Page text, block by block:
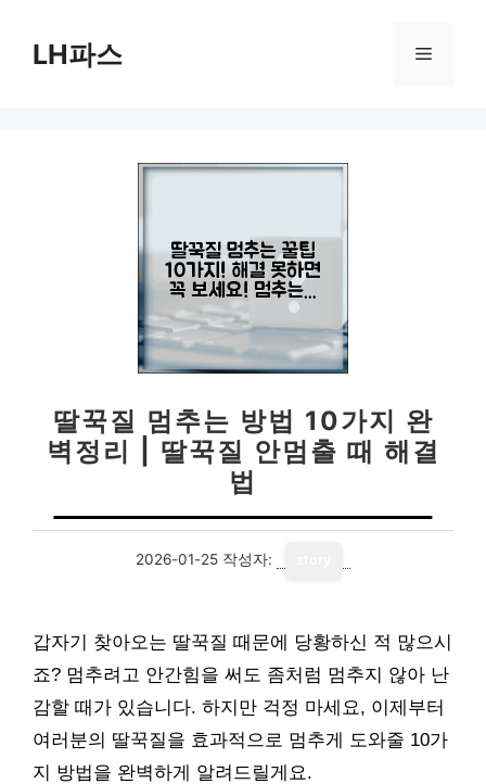
LH파스 메
딸꾹질 멈추는 방법 10가지 완
벽정리 | 딸꾹질 안멈출 때 해결
법
2026-01-25 작성자:
갑자기 찾아오는 딸꾹질 때문에 당황하신 적 많으시
죠? 멈추려고 안간힘을 써도 좀처럼 멈추지 않아 난
감할 때가 있습니다. 하지만 걱정 마세요, 이제부터
여러분의 딸꾹질을 효과적으로 멈추게 도와줄 10가
지 방법을 완벽하게 알려드릴게요.